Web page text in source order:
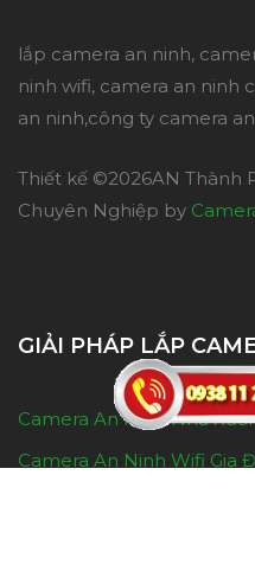
lắp camera an ninh,
ninh wifi, camera an ninh
an ninh,công ty camera
Thiết kế ©2026AN Thành
Chuyên Nghiệp by
GIẢI PHÁP LẮP
Camera An Ninh Nhà
Camera An Ninh Wifi Gia